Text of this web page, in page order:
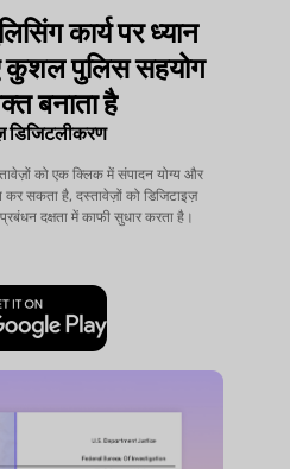
कार्य पर ध्यान
कुशल पुलिस सहयोग
बनाता है
डिजिटलीकरण
को एक क्लिक में संपादन योग्य और
कर सकता है, दस्तावेज़ों को डिजिटाइज़
दक्षता में काफी सुधार करता है।
डाउनलोड